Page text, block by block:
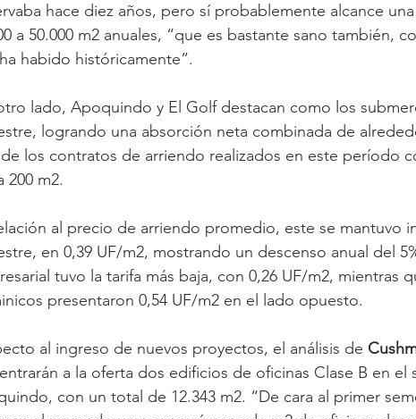
hace diez años, pero sí probablemente alcance
a 50.000 m2 anuales, “que es bastante sano también,
habido históricamente”.
lado, Apoquindo y El Golf destacan como los
logrando una absorción neta combinada de
los contratos de arriendo realizados en este período
200 m2.
al precio de arriendo promedio, este se mantuvo
en 0,39 UF/m2, mostrando un descenso anual del
tuvo la tarifa más baja, con 0,26 UF/m2, mientras
presentaron 0,54 UF/m2 en el lado opuesto.
al ingreso de nuevos proyectos, el análisis de
a la oferta dos edificios de oficinas Clase B en el
con un total de 12.343 m2. “De cara al primer